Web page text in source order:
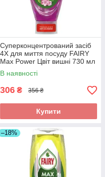
Суперконцентрований засіб
4X для миття посуду FAIRY
Max Power Цвіт вишні 730 мл
В наявності
306 ₴ 356 ₴
Купити
–18%